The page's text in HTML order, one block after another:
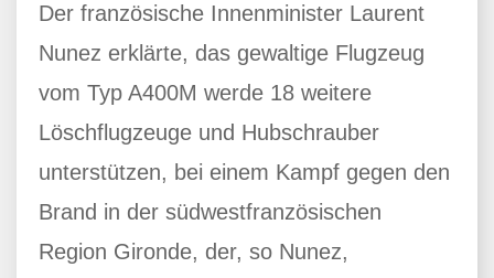
Der französische Innenminister Laurent
Nunez erklärte, das gewaltige Flugzeug
vom Typ A400M werde 18 weitere
Löschflugzeuge und Hubschrauber
unterstützen, bei einem Kampf gegen den
Brand in der südwestfranzösischen
Region Gironde, der, so Nunez,